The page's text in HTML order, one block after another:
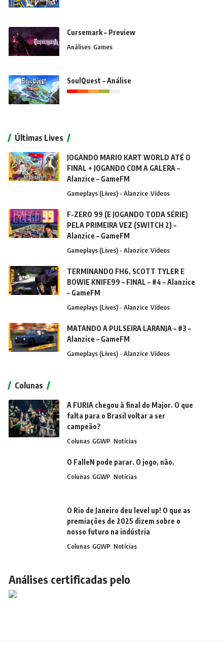
Cursemark – Preview
Análises Games
SoulQuest – Análise
Últimas Lives
JOGANDO MARIO KART WORLD ATÉ O
FINAL + JOGANDO COM A GALERA –
Alanzice – GameFM
Gameplays (Lives) - Alanzice Vídeos
F-ZERO 99 (E JOGANDO TODA SÉRIE)
PELA PRIMEIRA VEZ (SWITCH 2) –
Alanzice – GameFM
Gameplays (Lives) - Alanzice Vídeos
TERMINANDO FH6, SCOTT TYLER E
BOWIE KNIFE99 – FINAL – #4 – Alanzice
– GameFM
Gameplays (Lives) - Alanzice Vídeos
MATANDO A PULSEIRA LARANJA – #3 –
Alanzice – GameFM
Gameplays (Lives) - Alanzice Vídeos
Colunas
A FURIA chegou à final do Major. O que
falta para o Brasil voltar a ser
campeão?
Colunas GGWP Notícias
O FalleN pode parar. O jogo, não.
Colunas GGWP Notícias
O Rio de Janeiro deu level up! O que as
premiações de 2025 dizem sobre o
nosso futuro na indústria
Colunas GGWP Notícias
Análises certificadas pelo